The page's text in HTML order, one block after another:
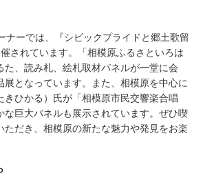
ナーでは、『シビックプライドと郷土歌留
されています。「相模原ふるさといろは
た、読み札、絵札取材パネルが一堂に会
展となっています。また、相模原を中心に
きひかる）氏が「相模原市民交響楽合唱
な巨大パネルも展示されています。ぜひ喫
ただき、相模原の新たな魅力や発見をお楽